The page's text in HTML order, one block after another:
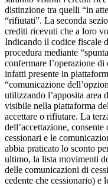
distinzione tra quelli “in
“rifiutati”. La seconda
crediti ricevuti che a loro
Indicando il codice fiscale
procedura mediante
confermare l’operazione
infatti presente in
“comunicazione
utilizzando l’apposita area
visibile nella piattaforma
accettare o rifiutare. La
dell’accettazione,
cessionari e le
abbia praticato lo sconto
ultimo, la lista movimenti
delle comunicazioni di
cedente che cessionario) e